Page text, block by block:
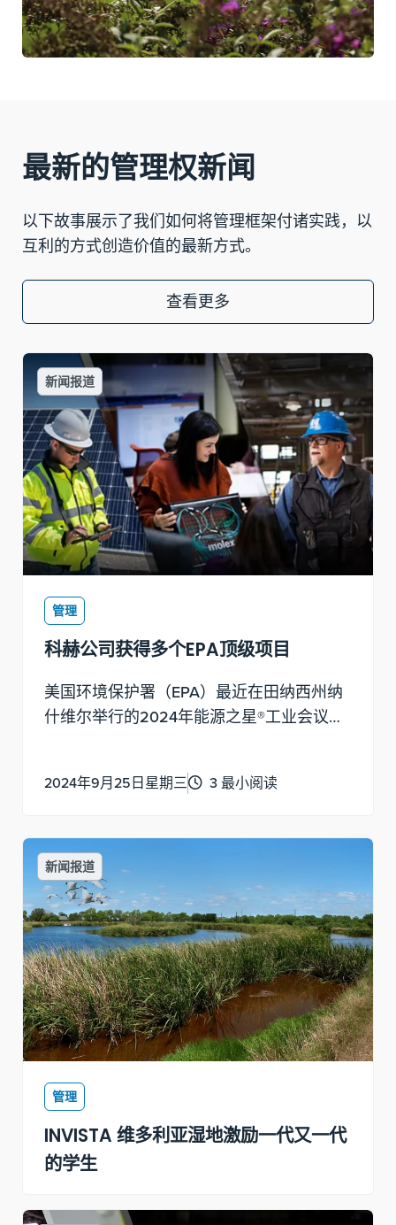
最新的管理权新闻
以下故事展示了我们如何将管理框架付诸实践，以
互利的方式创造价值的最新方式。
查看更多
新闻报道
管理
科赫公司获得多个EPA顶级项目
美国环境保护署（EPA）最近在田纳西州纳
什维尔举行的2024年能源之星®工业会议
2024年9月25日星期三 3 最小阅读
新闻报道
管理
INVISTA 维多利亚湿地激励一代又一代
的学生